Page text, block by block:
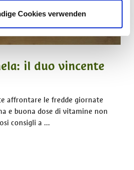
Cookies verwenden
il duo vincente
affrontare le fredde giornate
e buona dose di vitamine non
consigli a ...